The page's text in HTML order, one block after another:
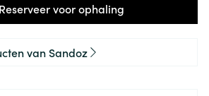
Reserveervoor ophaling
van Sandoz